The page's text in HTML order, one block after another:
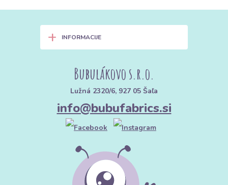
+ INFORMACIJE
Bubulákovo s.r.o.
Lužná 2320/6, 927 05 Šaľa
info@bubufabrics.si